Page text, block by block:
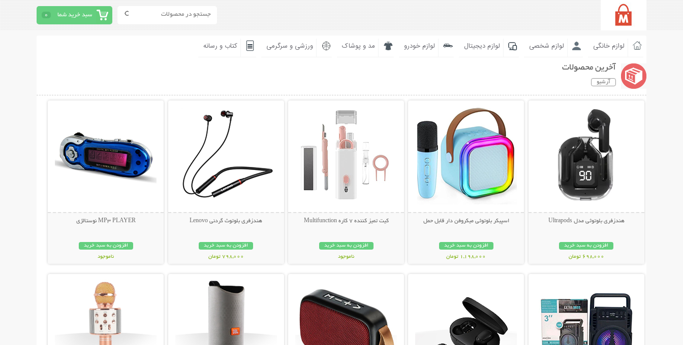
سبد خرید شما 0
لوازم خانگی لوازم شخصی لوازم دیجیتال لوازم خودرو مد و پوشاک ورزشی و سرگرمی کتاب و رسانه
آخرین محصولات
آرشیو
هندزفری بلوتوثی مدل Ultrapods
افزودن به سبد خرید
698,000 تومان
اسپیکر بلوتوثی میکروفن دار قابل حمل
افزودن به سبد خرید
1,198,000 تومان
کیت تمیز کننده 7 کاره Multifunction
افزودن به سبد خرید
ناموجود
هندزفری بلوتوث گردنی Lenovo
افزودن به سبد خرید
798,000 تومان
MP3 PLAYER نوستالژی
افزودن به سبد خرید
ناموجود